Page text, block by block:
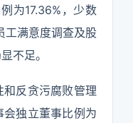
为17.36%，少数
工满意度调查及股
不足。
反贪污腐败管理
独立董事比例为